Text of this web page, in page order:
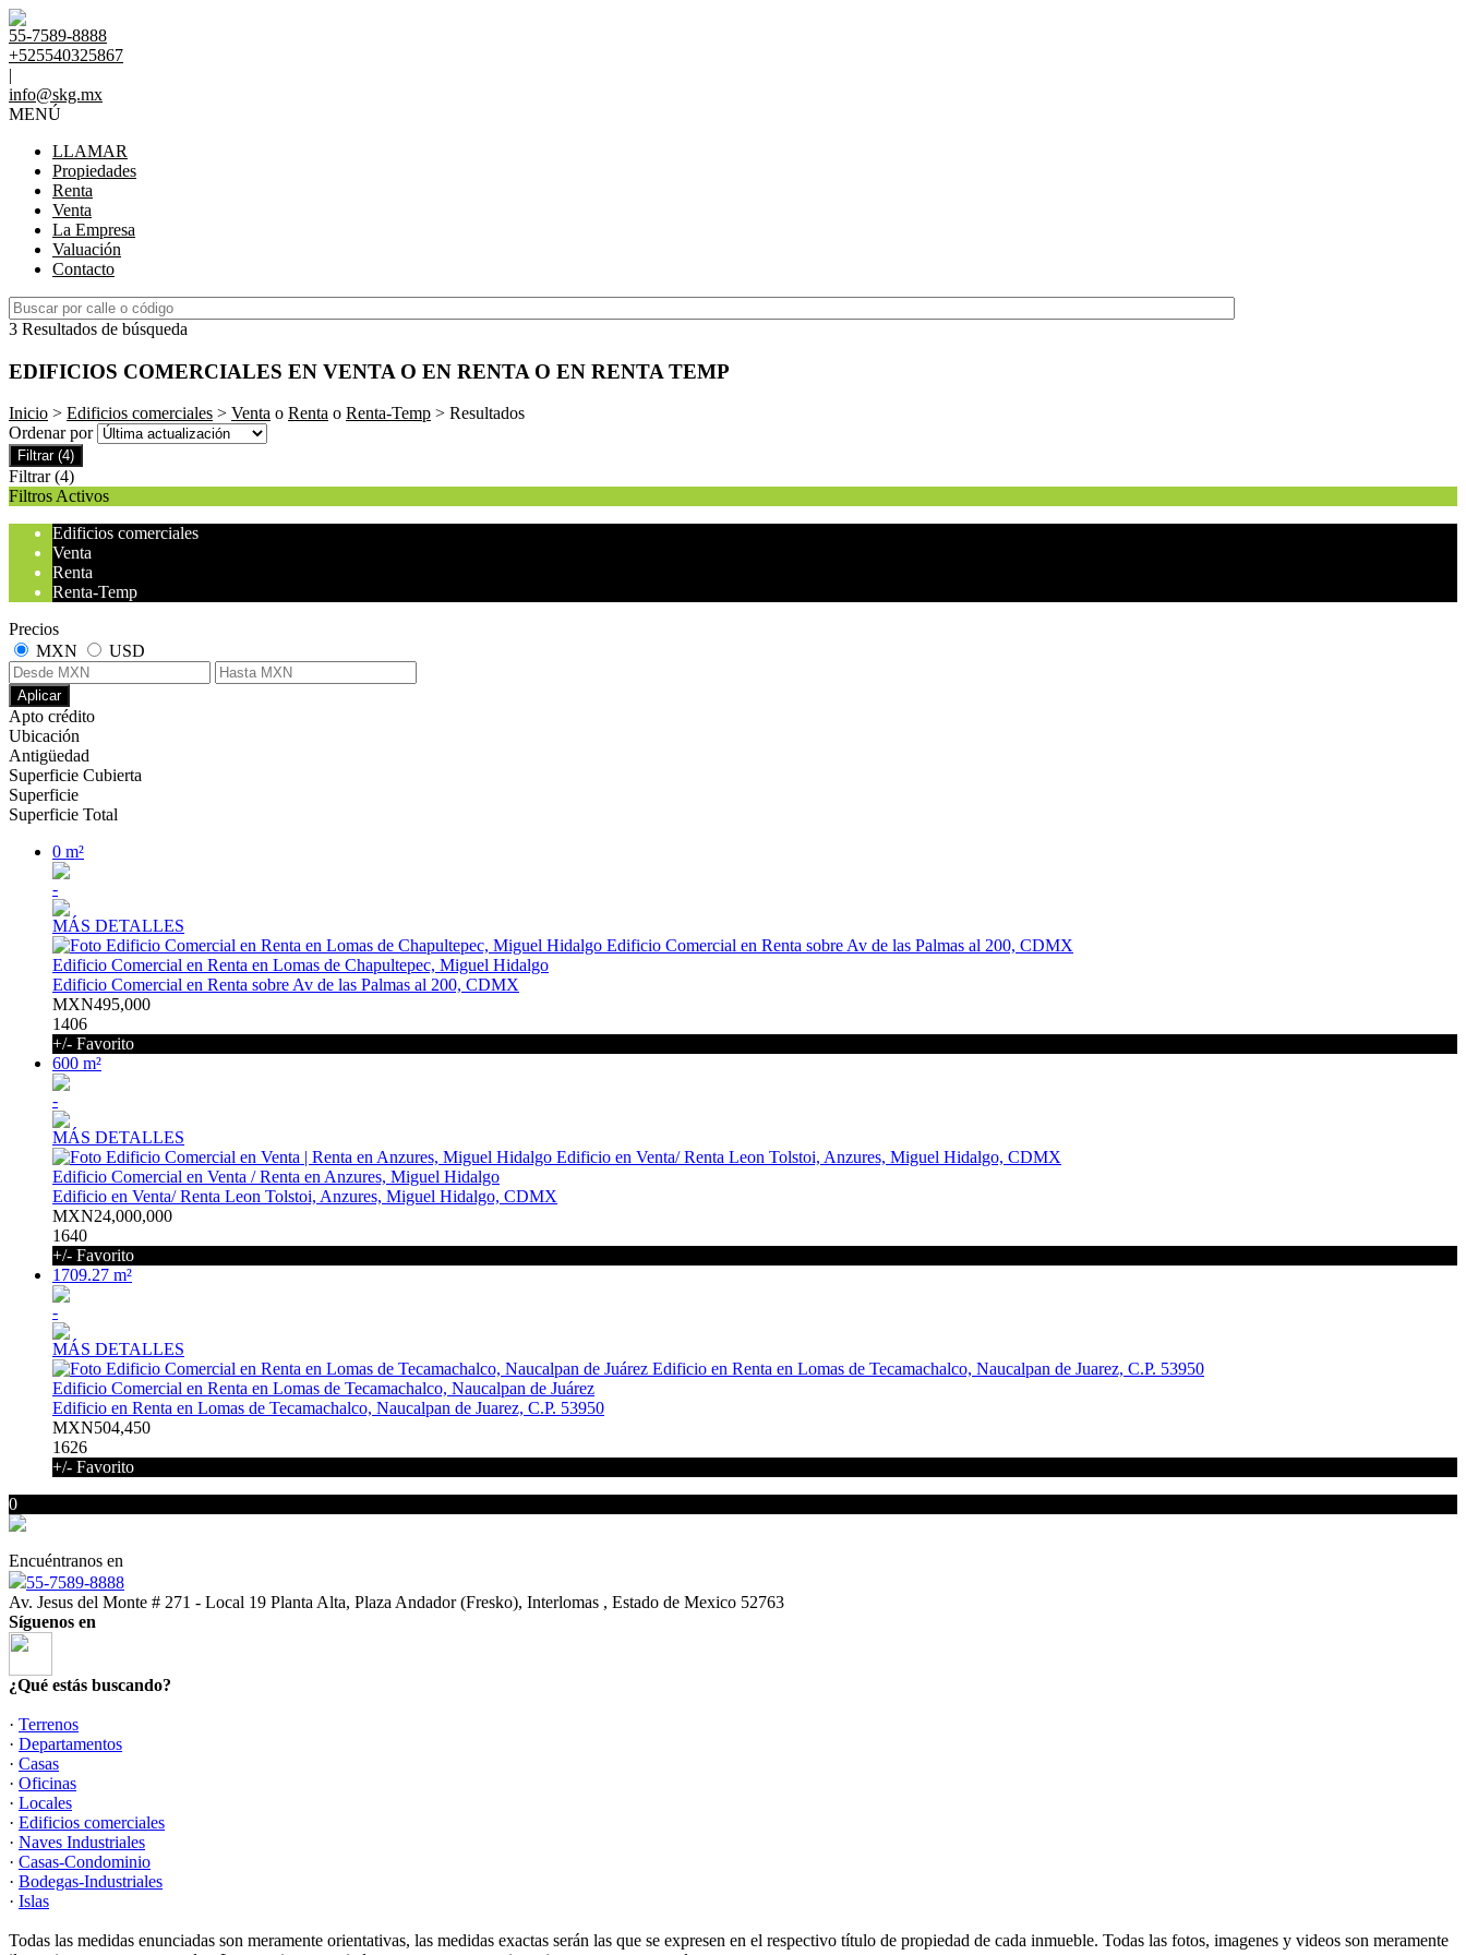
55-7589-8888
+525540325867
|
info@skg.mx
MENÚ
LLAMAR
Propiedades
Renta
Venta
La Empresa
Valuación
Contacto
3 Resultados de búsqueda
EDIFICIOS COMERCIALES EN VENTA O EN RENTA O EN RENTA TEMP
Inicio > Edificios comerciales > Venta o Renta o Renta-Temp > Resultados
Ordenar por
Filtrar (4)
Filtrar (4)
Filtros Activos
Edificios comerciales
Venta
Renta
Renta-Temp
Precios
MXN
USD
Aplicar
Apto crédito
Ubicación
Antigüedad
Superficie Cubierta
Superficie
Superficie Total
0 m²
-
MÁS DETALLES
Edificio Comercial en Renta en Lomas de Chapultepec, Miguel Hidalgo
Edificio Comercial en Renta sobre Av de las Palmas al 200, CDMX
MXN495,000
1406
+/- Favorito
600 m²
-
MÁS DETALLES
Edificio Comercial en Venta / Renta en Anzures, Miguel Hidalgo
Edificio en Venta/ Renta Leon Tolstoi, Anzures, Miguel Hidalgo, CDMX
MXN24,000,000
1640
+/- Favorito
1709.27 m²
-
MÁS DETALLES
Edificio Comercial en Renta en Lomas de Tecamachalco, Naucalpan de Juárez
Edificio en Renta en Lomas de Tecamachalco, Naucalpan de Juarez, C.P. 53950
MXN504,450
1626
+/- Favorito
0
Encuéntranos en
55-7589-8888
Av. Jesus del Monte # 271 - Local 19 Planta Alta, Plaza Andador (Fresko), Interlomas , Estado de Mexico 52763
Síguenos en
¿Qué estás buscando?
· Terrenos
· Departamentos
· Casas
· Oficinas
· Locales
· Edificios comerciales
· Naves Industriales
· Casas-Condominio
· Bodegas-Industriales
· Islas
Todas las medidas enunciadas son meramente orientativas, las medidas exactas serán las que se expresen en el respectivo título de propiedad de cada inmueble. Todas las fotos, imagenes y videos son meramente